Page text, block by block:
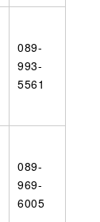
089-
993-
5561
089-
969-
6005